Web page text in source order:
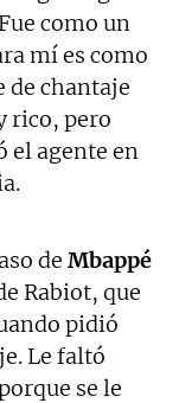
como un
mí es como
de chantaje
rico, pero
el agente en
de Mbappé
Rabiot, que
pidió
Le faltó
se le